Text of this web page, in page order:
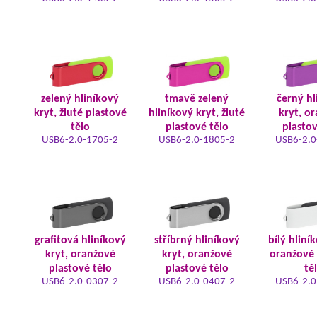
zelený hliníkový
kryt, žluté plastové
tělo
USB6-2.0-1705-2
tmavě zelený
hliníkový kryt, žluté
plastové tělo
USB6-2.0-1805-2
černý
kryt,
USB6-
grafitová hliníkový
kryt, oranžové
plastové tělo
USB6-2.0-0307-2
stříbrný hliníkový
kryt, oranžové
plastové tělo
USB6-2.0-0407-2
bílý
oranžové
USB6-